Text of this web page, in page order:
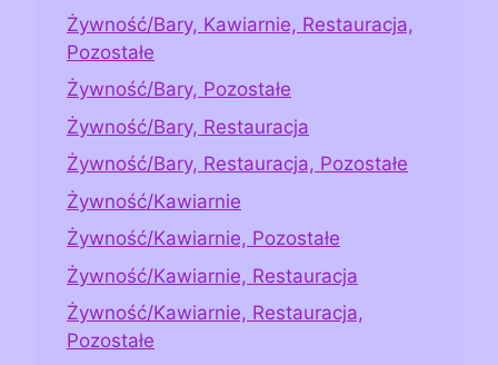
Żywność/Bary, Kawiarnie, Restauracja,
Pozostałe
Żywność/Bary, Pozostałe
Żywność/Bary, Restauracja
Żywność/Bary, Restauracja, Pozostałe
Żywność/Kawiarnie
Żywność/Kawiarnie, Pozostałe
Żywność/Kawiarnie, Restauracja
Żywność/Kawiarnie, Restauracja,
Pozostałe